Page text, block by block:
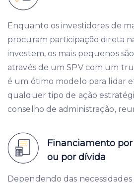
Enquanto os investidores de
procuram participação direta
investem, os mais pequenos
através de um SPV com um
é um ótimo modelo para lidar
qualquer tipo de ação
conselho de administração,
Financiamento
ou por dívida
Dependendo das necessidades